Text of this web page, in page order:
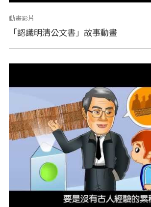
動畫影片
「認識明清公文書」故事動畫